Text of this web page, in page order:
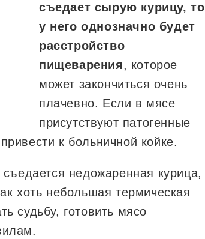
съедает сырую курицу, то
у него однозначно будет
расстройство
пищеварения, которое
может закончиться очень
плачевно. Если в мясе
присутствуют патогенные
к больничной койке.
недожаренная курица,
хоть небольшая термическая
судьбу, готовить мясо